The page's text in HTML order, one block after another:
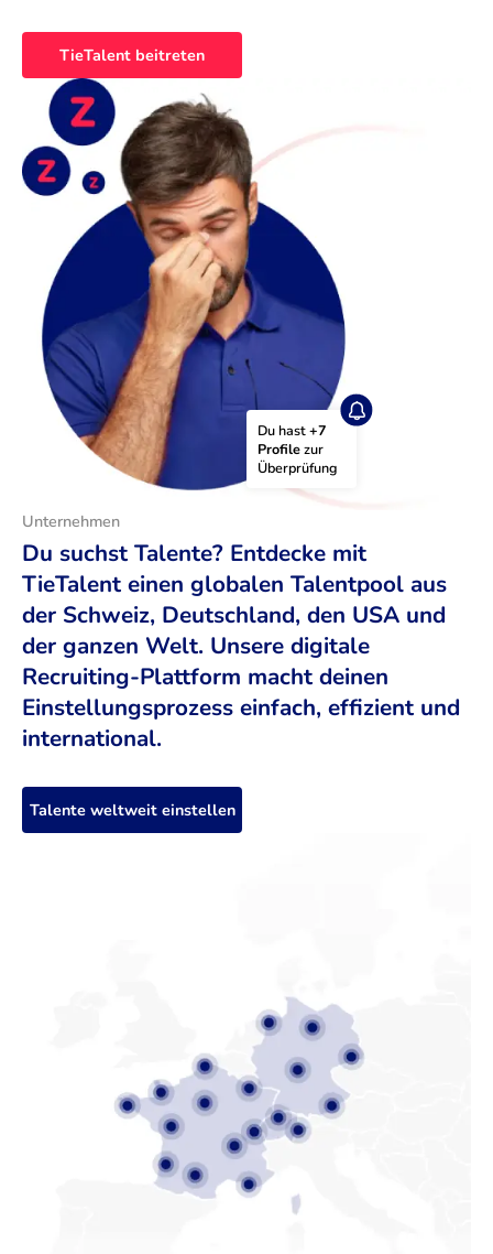
TieTalent beitreten
Du hast +7
Profile zur
Überprüfung
Unternehmen
Du suchst Talente? Entdecke mit
TieTalent einen globalen Talentpool aus
der Schweiz, Deutschland, den USA und
der ganzen Welt. Unsere digitale
Recruiting-Plattform macht deinen
Einstellungsprozess einfach, effizient und
international.
Talente weltweit einstellen